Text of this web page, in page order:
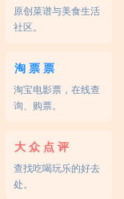
原创菜谱与美食生活
社区。
淘 票 票
淘宝电影票，在线查
询、购票。
大 众 点 评
查找吃喝玩乐的好去
处。